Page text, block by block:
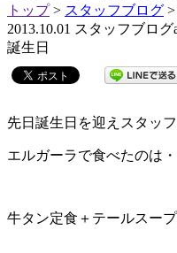
トップ> スタッフブログ
2013.10.01 スタッフブログ
誕生日
先日誕生日を迎えスタッ
エルガーラで食べたのは・
牛タン定食＋テールスー